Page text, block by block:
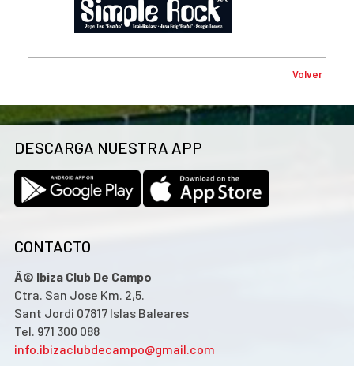
Volver
DESCARGA NUESTRA APP
CONTACTO
Â© Ibiza Club De Campo
Ctra. San Jose Km. 2,5.
Sant Jordi 07817 Islas Baleares
Tel. 971 300 088
info.ibizaclubdecampo@gmail.com